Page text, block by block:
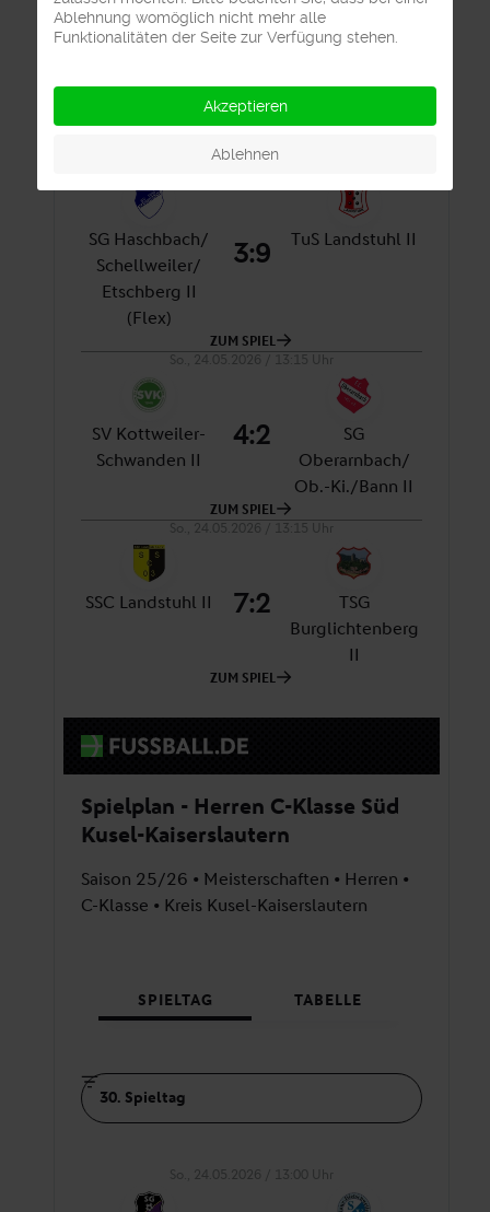
Ablehnung womöglich nicht mehr alle
Funktionalitäten der Seite zur Verfügung stehen.
Akzeptieren
Ablehnen